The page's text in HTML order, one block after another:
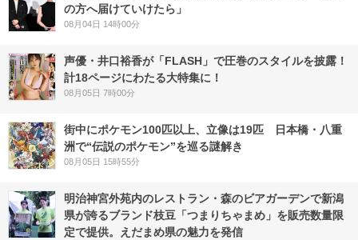
の方へ届けていけたら」
08月04日 14時00分
声優・井口裕香が「FLASH」で圧巻のスタイルを披露！
計18ページにわたる大特集に！
08月05日 7時00分
街中にポケモン100匹以上、立像は19匹 日本橋・八重
洲で“伝説のポケモン”を巡る謎解き
08月05日 15時55分
明治神宮外苑内のレストラン・森のビアガーデンで新潟
県が誇るブランド枝豆「つまりちゃまめ」を販売数量限
定で提供。えだまめ県の魅力を発信